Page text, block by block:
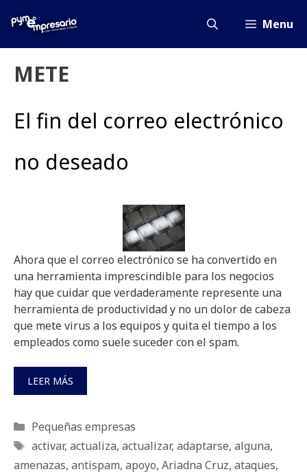
Menu
METE
El fin del correo electrónico
no deseado
Ahora que el correo electrónico se ha convertido en
una herramienta imprescindible para los negocios
hay que cuidar que verdaderamente represente una
herramienta de productividad y no un dolor de cabeza
que mete virus a los equipos y quita el tiempo a los
empleados como suele suceder con el spam.
LEER MÁS
Categorías
Pequeñas empresas
Etiquetas
activar, actualiza, actualizar, adaptarse, alguna,
amenazas, antispam, apoyo, Ariadna Cruz, ataques,